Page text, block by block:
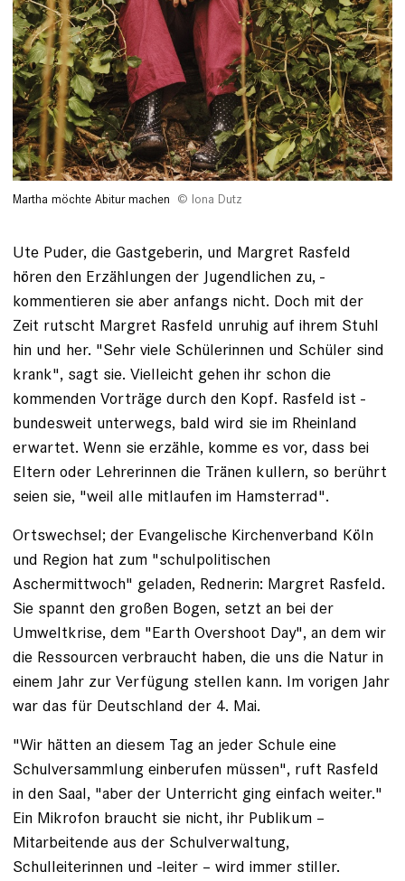
Martha möchte Abitur machen Iona Dutz
Ute Puder, die Gastgeberin, und Margret Rasfeld
hören den Erzählungen der Jugendlichen zu, ­
kommentieren sie aber anfangs nicht. Doch mit der
Zeit rutscht Margret ­Rasfeld ­unruhig auf ihrem Stuhl
hin und her. "Sehr viele ­Schülerinnen und Schüler sind
krank", sagt sie. Vielleicht gehen ihr schon die
kommenden Vorträge durch den Kopf. Rasfeld ist ­
bundesweit ­unterwegs, bald wird sie im Rheinland
erwartet. Wenn sie ­erzähle, komme es vor, dass bei
Eltern oder Lehrerinnen die Tränen kullern, so berührt
seien sie, "weil alle mitlaufen im Hamsterrad".
Ortswechsel; der Evangelische Kirchenverband Köln
und Region hat zum "schul­politischen
Aschermittwoch" geladen, ­Rednerin: Margret Rasfeld.
Sie spannt den großen ­Bogen, setzt an bei der
Umweltkrise, dem "Earth Overshoot Day", an dem wir
die Ressourcen verbraucht haben, die uns die ­Natur in
einem Jahr zur Verfügung stellen kann. Im vorigen Jahr
war das für Deutschland der 4. Mai.
"Wir hätten an diesem Tag an jeder Schule eine
Schulversammlung ­einberufen müssen", ruft Rasfeld
in den Saal, "aber der Unterricht ging einfach weiter."
Ein Mikrofon braucht sie nicht, ihr Publikum –
Mitarbeitende aus der Schulverwaltung,
Schulleiterinnen und -leiter – wird immer stiller.